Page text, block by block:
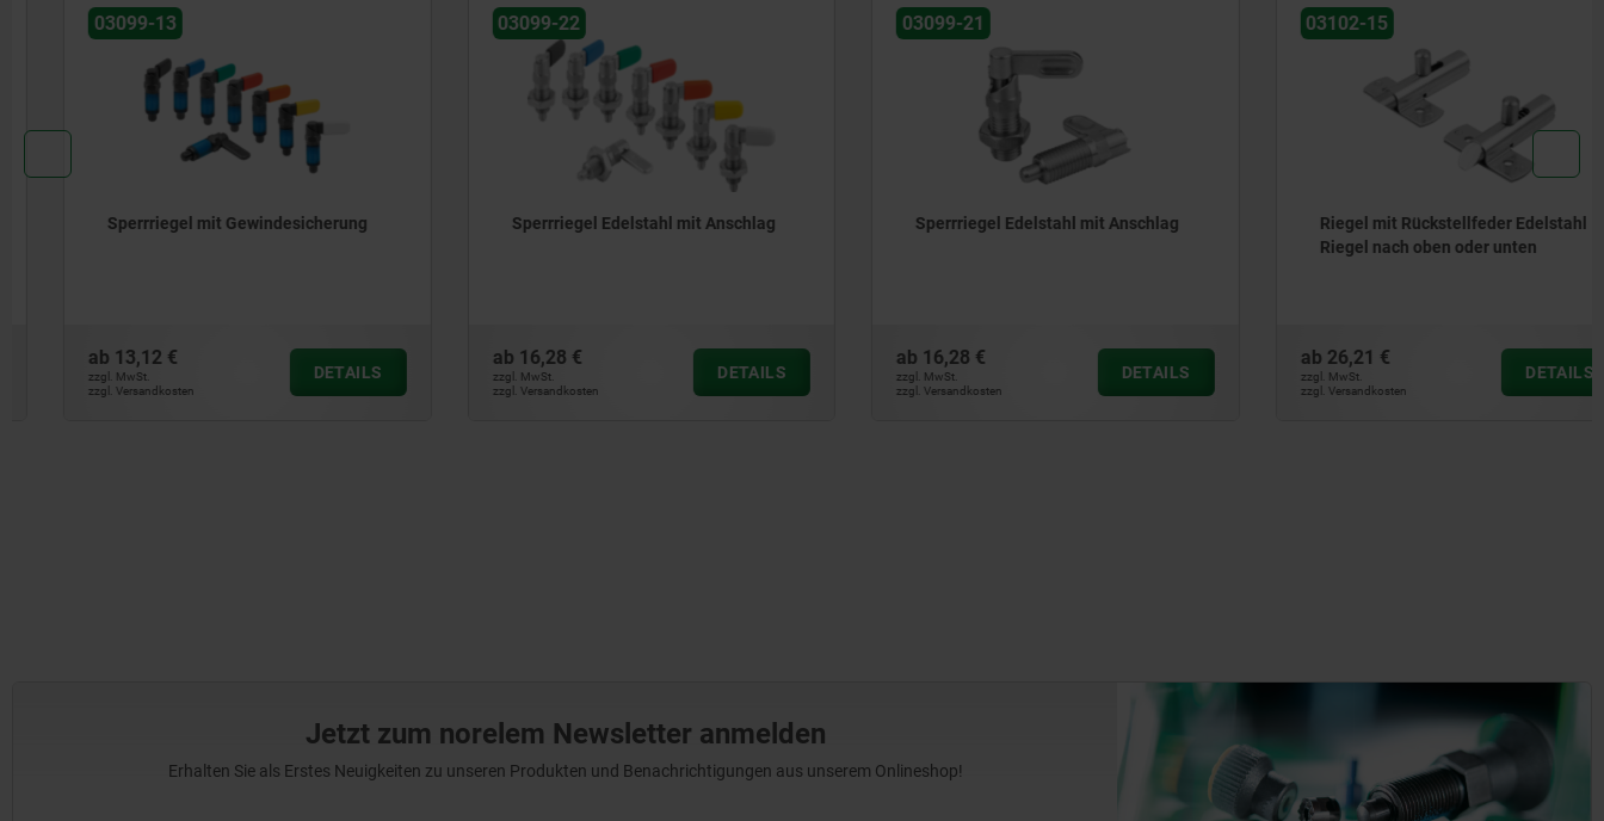
03099-13
Sperrriegel mit Gewindesicherung
13,12 €
zzgl. MwSt.
zzgl. Versandkosten
DETAILS
03099-22
Sperrriegel Edelstahl mit Anschlag
16,28 €
zzgl. MwSt.
zzgl. Versandkosten
DETAILS
03099-21
Sperrriegel Edelstahl mit Anschlag
16,28 €
zzgl. MwSt.
zzgl. Versandkosten
DETAILS
03102-15
Riegel mit Rückstellfeder Edelstahl
Riegel nach oben oder unten
26,21 €
zzgl. MwSt.
zzgl. Versandkosten
DETAILS
Jetzt zum norelem Newsletter anmelden
Erhalten Sie als Erstes Neuigkeiten zu unseren Produkten und Benachrichtigungen aus unserem Onlineshop!